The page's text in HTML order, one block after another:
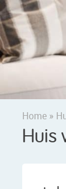
Home »
Huis